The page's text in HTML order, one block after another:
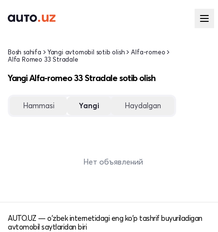
Bosh sahifa Yangi avtomobil sotib olish
Alfa-romeo
Alfa Romeo 33 Stradale
Yangi Alfa-romeo 33 Stradale sotib olish
Hammasi Yangi Haydalgan
Нет объявлений
AUTO.UZ — o'zbek internetidagi eng ko'p tashrif buyuriladigan
avtomobil saytlaridan biri